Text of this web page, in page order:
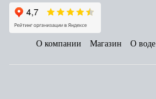
О компании Магазин О воде